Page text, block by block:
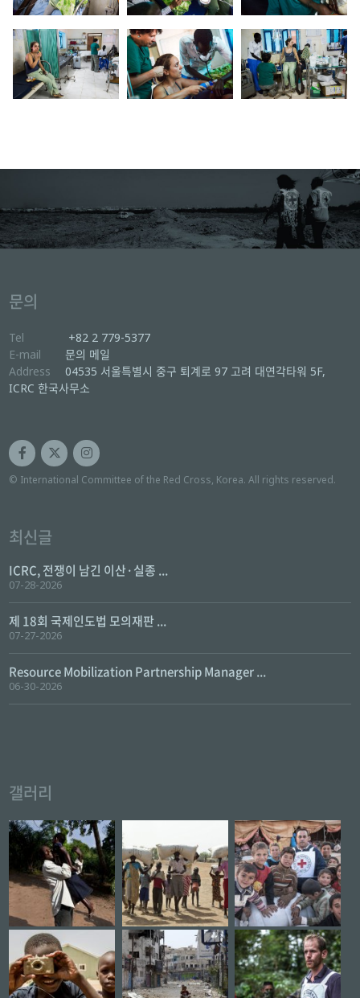
문의
Tel
+82 2 779-5377
E-mail
문의 메일
Address
04535 서울특별시 중구 퇴계로 97 고려 대연각타워 5F,
ICRC 한국사무소
© International Committee of the Red Cross, Korea. All rights reserved.
최신글
ICRC, 전쟁이 남긴 이산·실종 ...
07-28-2026
제 18회 국제인도법 모의재판 ...
07-27-2026
Resource Mobilization Partnership Manager ...
06-30-2026
갤러리